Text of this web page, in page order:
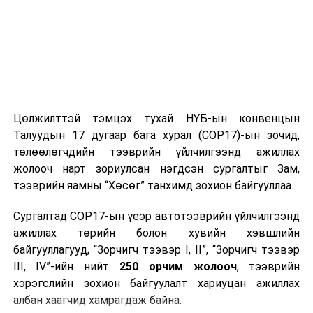
Цөлжилттэй тэмцэх тухай НҮБ-ын конвенцын
Талуудын 17 дугаар бага хурал (COP17)-ын зочид,
төлөөлөгчдийн тээврийн үйлчилгээнд ажиллах
жолооч нарт зориулсан нэгдсэн сургалтыг Зам,
тээврийн яамны “Хөсөг” танхимд зохион байгууллаа.
Сургалтад COP17-ын үеэр автотээврийн үйлчилгээнд
ажиллах төрийн болон хувийн хэвшлийн
байгууллагууд, “Зорчигч тээвэр I, II”, “Зорчигч тээвэр
III, IV”-ийн нийт 250 орчим жолооч, тээврийн
хэрэгслийн зохион байгуулалт хариуцан ажиллах
албан хаагчид хамрагдаж байна.